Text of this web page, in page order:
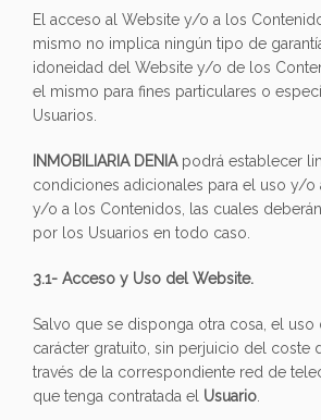
El acceso al Website y/o a los
mismo no implica ningún tipo de
idoneidad del Website y/o de los
el mismo para fines particulares o
Usuarios.
INMOBILIARIA DENIApodrá establecer
condiciones adicionales para el uso y/o
y/o a los Contenidos, las cuales
por los Usuarios en todo caso.
3.1- Acceso y Uso del Website.
Salvo que se disponga otra cosa, el uso
carácter gratuito, sin perjuicio del coste
través de la correspondiente red de
que tenga contratada el Usuario